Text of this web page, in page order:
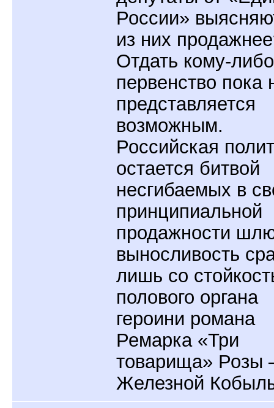
России»
из них
Отдать кому-либо
первенство пока
представляется
возможным.
Российская
остается битвой
несгибаемых в
принципиальной
продажности
выносливость
лишь со
полового органа
героини романа
Ремарка «Три
товарища» Розы
Железной